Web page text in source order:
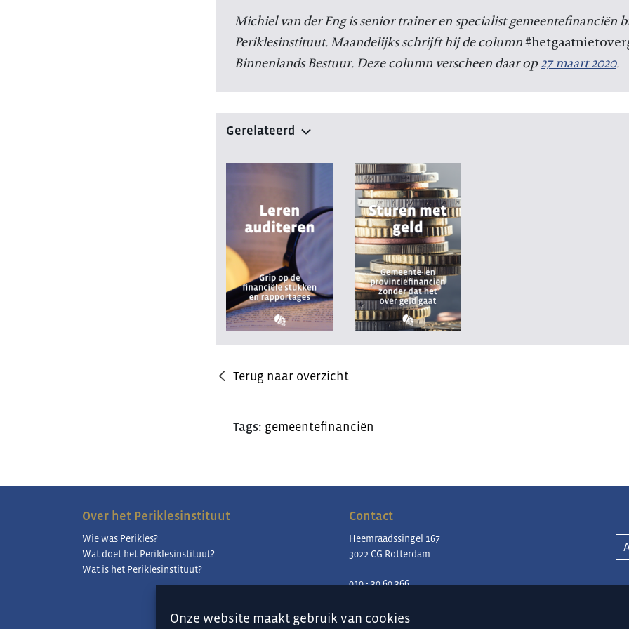
Onze website maakt gebruik van cookies
Michiel van der Eng is senior trainer en specialist gemeentefinanciën
Periklesinstituut. Maandelijks schrijft hij de column
Binnenlands Bestuur. Deze column verscheen daar op27 maart 2020.
Gerelateerd
Terug naar overzicht
Tags: gemeentefinanciën
Over het Periklesinstituut
Wie was Perikles?
Wat doet het Periklesinstituut?
Wat is het Periklesinstituut?
Contact
Heemraadssingel 167
3022 CG Rotterdam
010 - 30 60 366